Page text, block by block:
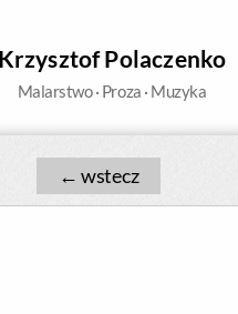
Krzysztof Polaczenko
Malarstwo · Proza · Muzyka
←